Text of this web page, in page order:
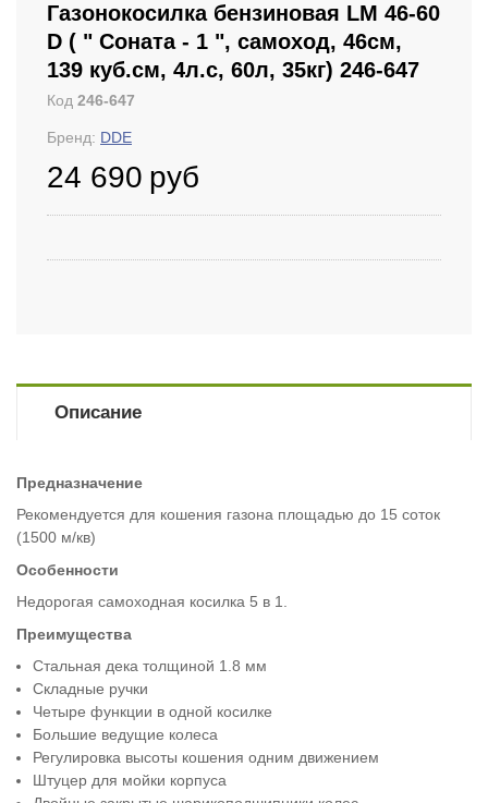
Газонокосилка бензиновая LM 46-60
D ( " Соната - 1 ", самоход, 46cм,
139 куб.см, 4л.с, 60л, 35кг) 246-647
Код 246-647
Бренд: DDE
24 690 руб
Описание
Предназначение
Рекомендуется для кошения газона площадью до 15 соток
(1500 м/кв)
Особенности
Недорогая самоходная косилка 5 в 1.
Преимущества
Стальная дека толщиной 1.8 мм
Складные ручки
Четыре функции в одной косилке
Большие ведущие колеса
Регулировка высоты кошения одним движением
Штуцер для мойки корпуса